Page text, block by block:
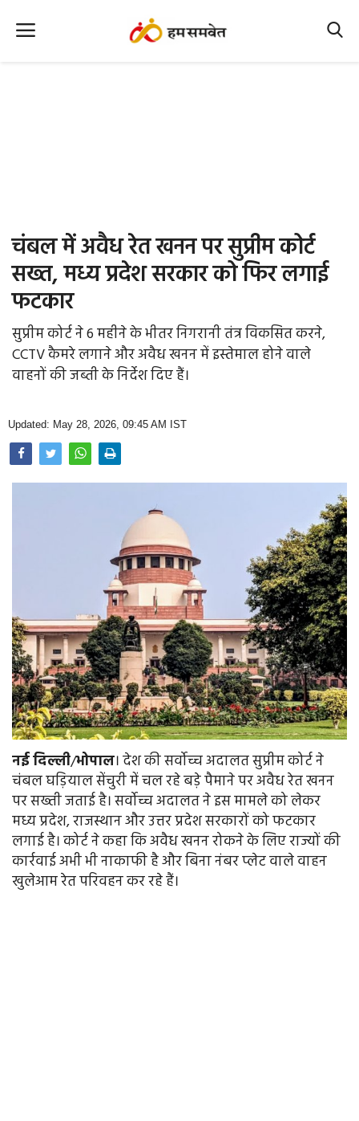
Office Office
Political Gossips
Farm & Food
Opinion
Photo Gallery
Home
चंबल में अवैध रेत खनन पर सुप्रीम कोर्ट
सख्त, मध्य प्रदेश सरकार को फिर लगाई
फटकार
सुप्रीम कोर्ट ने 6 महीने के भीतर निगरानी तंत्र विकसित करने,
CCTV कैमरे लगाने और अवैध खनन में इस्तेमाल होने वाले
वाहनों की जब्ती के निर्देश दिए हैं।
Updated: May 28, 2026, 09:45 AM IST
नईदिल्ली/भोपाल। देश की सर्वोच्च अदालत सुप्रीम कोर्ट ने
चंबल घड़ियाल सेंचुरी में चल रहे बड़े पैमाने पर अवैध रेत खनन
पर सख्ती जताई है। सर्वोच्च अदालत ने इस मामले को लेकर
मध्य प्रदेश, राजस्थान और उत्तर प्रदेश सरकारों को फटकार
लगाई है। कोर्ट ने कहा कि अवैध खनन रोकने के लिए राज्यों की
कार्रवाई अभी भी नाकाफी है और बिना नंबर प्लेट वाले वाहन
खुलेआम रेत परिवहन कर रहे हैं।